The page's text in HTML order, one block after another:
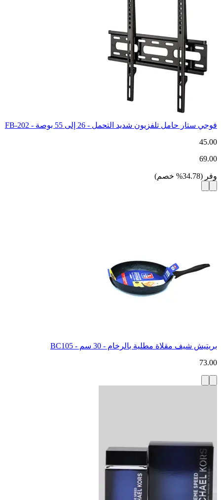
فوجي ستار حامل تلفزيون شديد التحمل - 26 إلى 55 بوصة - FB-202
45.00
69.00
وفر (
34.78
% خصم)
بريتيش شيف مقلاة مطلية بالرخام - 30 سم - BC105
73.00